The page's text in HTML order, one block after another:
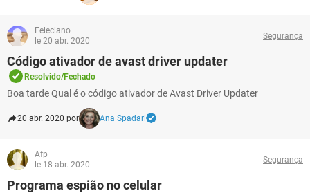
Feleciano
le 20 abr. 2020
Segurança
Código ativador de avast driver updater
Resolvido/Fechado
Boa tarde Qual é o código ativador de Avast Driver Updater
20 abr. 2020 por Ana Spadari
Afp
le 18 abr. 2020
Segurança
Programa espião no celular